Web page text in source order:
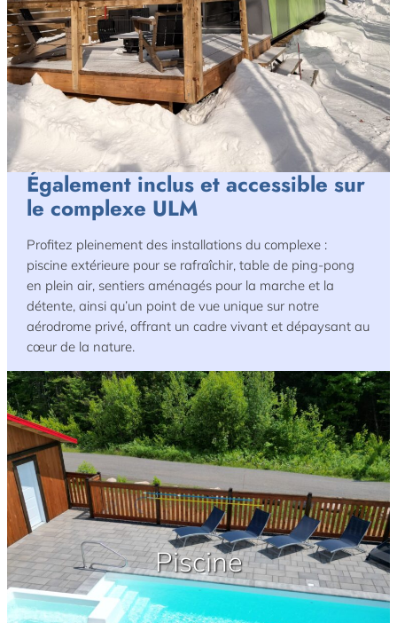
Également inclus et accessible sur
le complexe ULM
Profitez pleinement des installations du complexe :
piscine extérieure pour se rafraîchir, table de ping-pong
en plein air, sentiers aménagés pour la marche et la
détente, ainsi qu’un point de vue unique sur notre
aérodrome privé, offrant un cadre vivant et dépaysant au
cœur de la nature.
Piscine